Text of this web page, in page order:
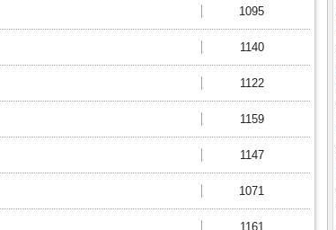
1095
1140
1122
1159
1147
1071
1161